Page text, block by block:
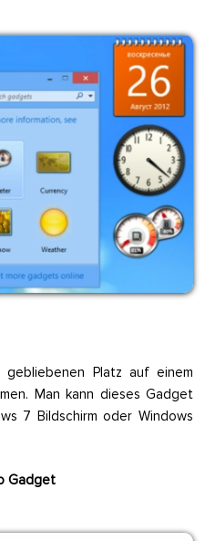
Platz auf einem
Man kann dieses Gadget
7 Bildschirm oder Windows
Gadget